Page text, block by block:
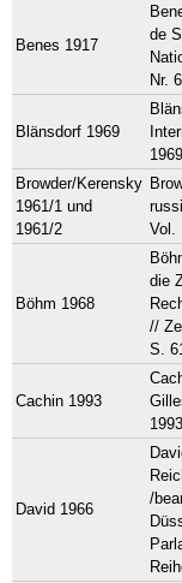
Benes 1917
de
Nr.
Blänsdorf 1969
Browder/Kerensky
1961/1 und
1961/2
Vol.
Böhm 1968
die
//
S.
Cachin 1993
1993
David 1966
/